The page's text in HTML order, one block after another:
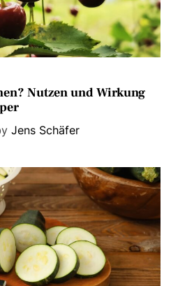
Nutzen und Wirkung
Jens Schäfer